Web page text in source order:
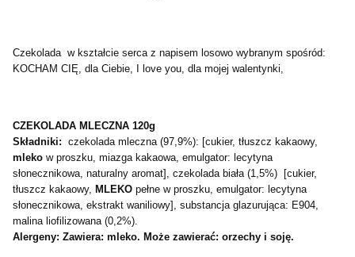
Czekolada w kształcie serca z napisem losowo wybranym spośród:
KOCHAM CIĘ, dla Ciebie, I love you, dla mojej walentynki,
CZEKOLADA MLECZNA 120g
Składniki: czekolada mleczna (97,9%): [cukier, tłuszcz kakaowy,
mleko w proszku, miazga kakaowa, emulgator: lecytyna
słonecznikowa, naturalny aromat], czekolada biała (1,5%) [cukier,
tłuszcz kakaowy, MLEKO pełne w proszku, emulgator: lecytyna
słonecznikowa, ekstrakt waniliowy], substancja glazurująca: E904,
malina liofilizowana (0,2%).
Alergeny: Zawiera: mleko. Może zawierać: orzechy i soję.